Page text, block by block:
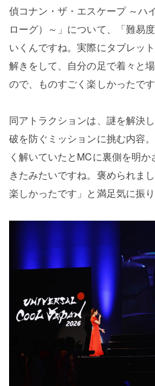
偵コナン・ザ・エスケープ ～ハ
ローグ）～」について、「難易
いくんですね。実際にタブレッ
解きをして、自分の足で着々と
ので、ものすごく楽しかったで
同アトラクションは、謎を解決
破を防ぐミッションに挑む内容
く解いていたとMCに裏側を明
きたみたいですね。褒められま
楽しかったです」と満足気に振り